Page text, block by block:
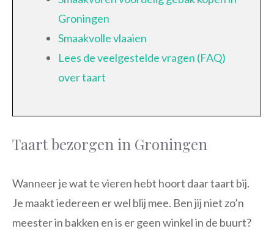
Groningen
Smaakvolle vlaaien
Lees de veelgestelde vragen (FAQ)
over taart
Taart bezorgen in Groningen
Wanneer je wat te vieren hebt hoort daar taart bij.
Je maakt iedereen er wel blij mee. Ben jij niet zo’n
meester in bakken en is er geen winkel in de buurt?